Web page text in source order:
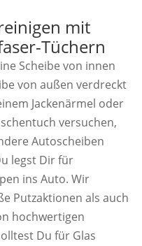
mit
Tüchern
Scheibe von innen
von außen verdreckt
Jackenärmel oder
versuchen,
Autoscheiben
legst Dir für
ins Auto. Wir
Putzaktionen als auch
hochwertigen
Du für Glas